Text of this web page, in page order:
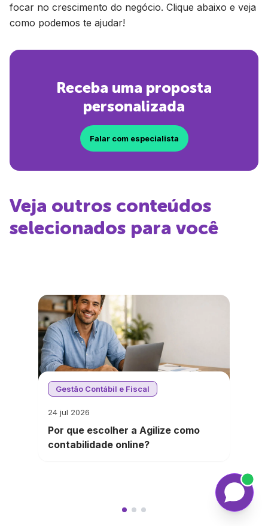
focar no crescimento do negócio. Clique abaixo e veja
como podemos te ajudar!
Receba uma proposta
personalizada
Falar com especialista
Veja outros conteúdos
selecionados para você
Gestão Contábil e Fiscal
24 jul 2026
Por que escolher a Agilize como
contabilidade online?